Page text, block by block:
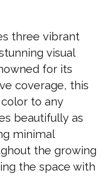
three vibrant
visual
for its
coverage, this
to any
beautifully as
minimal
the growing
the space with